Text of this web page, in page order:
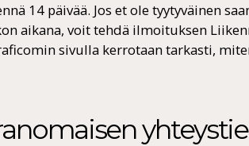
14 päivää. Jos et ole tyytyväinen
aikana, voit tehdä ilmoituksen
sivulla kerrotaan tarkasti,